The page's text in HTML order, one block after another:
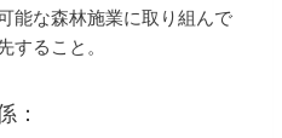
能な森林施業に取り組んで
すること。
：